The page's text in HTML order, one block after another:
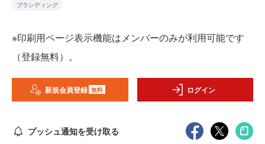
ブランディング
※印刷用ページ表示機能はメンバーのみが利用可能です
（登録無料）。
新規会員登録 無料 ログイン
プッシュ通知を受け取る